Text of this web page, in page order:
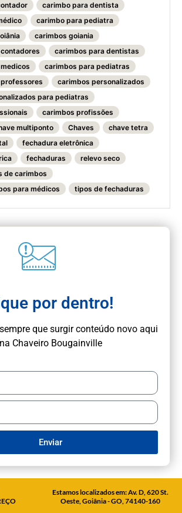
carimbo para dentista
carimbo para pediatra
carimbos goiania
carimbos para dentistas
carimbos para pediatras
carimbos personalizados
para pediatras
carimbos profissões
multiponto Chaves
chave tetra
fechadura eletrônica
fechaduras
relevo seco
de carimbos
para médicos
tipos de fechaduras
por dentro!
que surgir conteúdo novo aqui
na Chaveiro Bougainville
Enviar
Estamos localizados em: Av. D, 620 St.
Oeste, Goiânia - GO, 74140-160